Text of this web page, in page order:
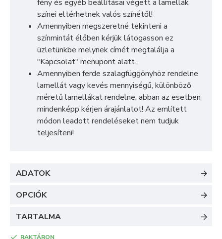
fény és egyéb beállításai végett a lamellák
színei eltérhetnek valós színétől!
Amennyiben megszeretné tekinteni a
színmintát élőben kérjük látogasson ez
üzletünkbe melynek címét megtalálja a
"Kapcsolat" menüpont alatt.
Amennyiben ferde szalagfüggönyhöz rendelne
lamellát vagy kevés mennyiségű, különböző
méretű lamellákat rendelne, abban az esetben
mindenképp kérjen árajánlatot! Az említett
módon leadott rendeléseket nem tudjuk
teljesíteni!
ADATOK
OPCIÓK
TARTALMA
RAKTÁRON